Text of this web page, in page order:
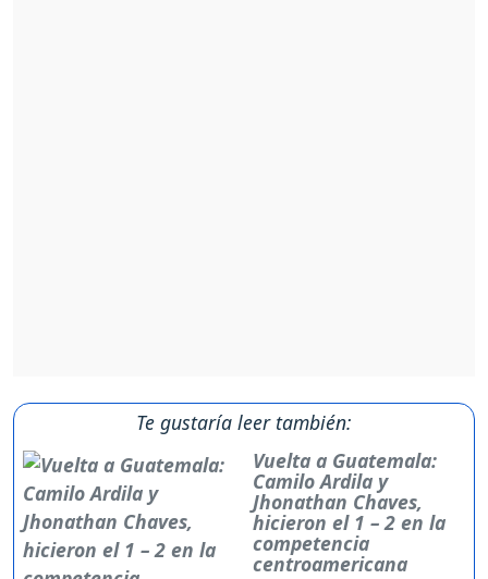
Te gustaría leer también:
Vuelta a Guatemala:
Camilo Ardila y
Jhonathan Chaves,
hicieron el 1 – 2 en la
competencia
centroamericana